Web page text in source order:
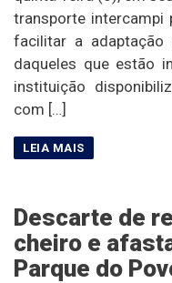
transporte intercampi
facilitar a adaptação
daqueles que estão
instituição
com […]
Descarte de
cheiro e
Parque do